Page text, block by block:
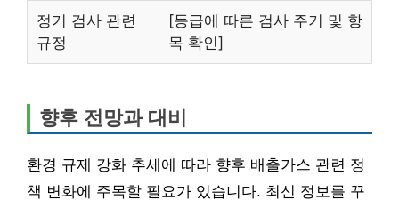
정기 검사 관련
규정
[등급에 따른 검사 주기 및 항
목 확인]
향후 전망과 대비
환경 규제 강화 추세에 따라 향후 배출가스 관련 정
책 변화에 주목할 필요가 있습니다. 최신 정보를 꾸